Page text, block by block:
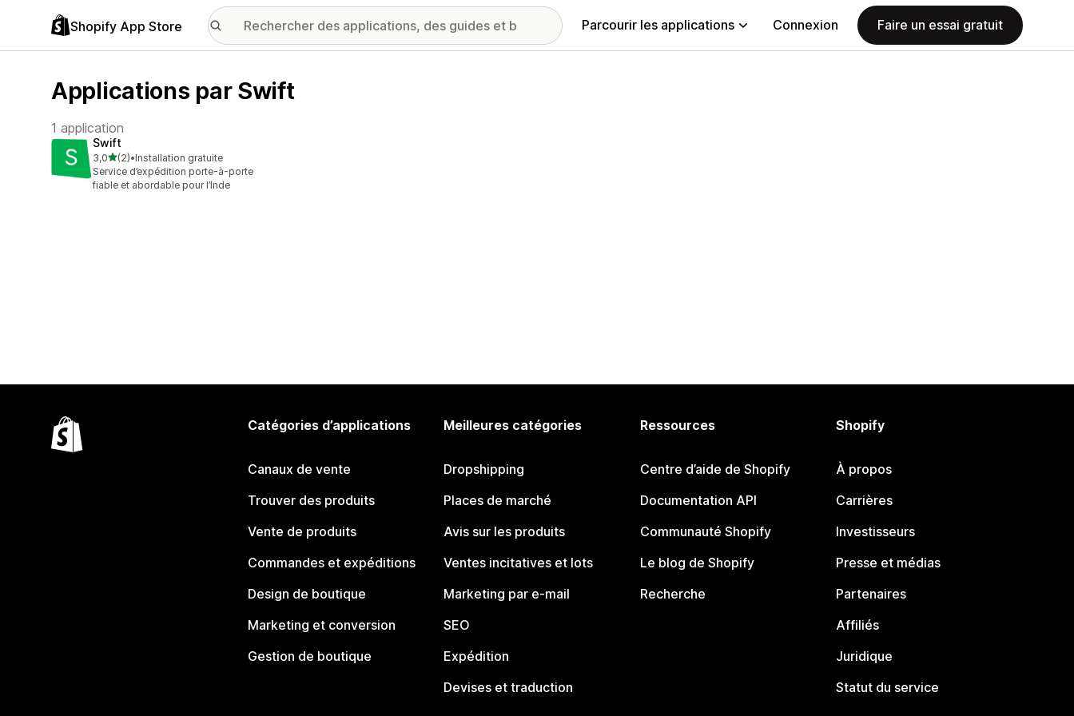
Shopify App Store Parcourir les applications Connexion Faire un essai gratuit
Applications par Swift
1 application
Swift
3,0étoile(s) sur 5
(2)
2 avis au total
•Installation gratuite
Service d’expédition porte-à-porte
fiable et abordable pour l’Inde
Catégories d’applications
Canaux de vente
Trouver des produits
Vente de produits
Commandes et expéditions
Design de boutique
Marketing et conversion
Gestion de boutique
Meilleures catégories
Dropshipping
Places de marché
Avis sur les produits
Ventes incitatives et lots
Marketing par e-mail
SEO
Expédition
Devises et traduction
Ressources
Centre d’aide de Shopify
Documentation API
Communauté Shopify
Le blog de Shopify
Recherche
Shopify
À propos
Carrières
Investisseurs
Presse et médias
Partenaires
Affiliés
Juridique
Statut du service